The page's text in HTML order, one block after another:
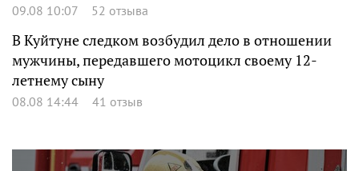
09.08 10:07 52 отзыва
В Куйтуне следком возбудил дело в отношении
мужчины, передавшего мотоцикл своему 12-
летнему сыну
08.08 14:44 41 отзыв